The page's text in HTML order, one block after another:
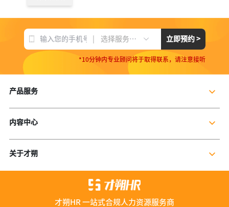
选择服务项目 立即预约 >
*10分钟内专业顾问将于取得联系，请注意接听
产品服务
企业社保服务
个人社保服务
残保金规划
内容中心
公司新闻
行业干货
关于才朔
公司介绍
才朔HR 一站式合规人力资源服务商